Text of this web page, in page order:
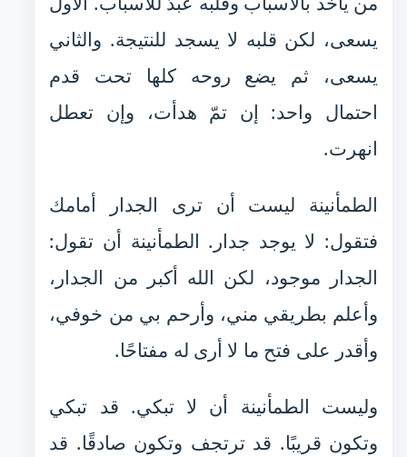
يسعى، لكن قلبه لا يسجد للنتيجة. والثاني
يسعى، ثم يضع روحه كلها تحت قدم
احتمال واحد: إن تمّ هدأت، وإن تعطل
انهرت.
الطمأنينة ليست أن ترى الجدار أمامك
فتقول: لا يوجد جدار. الطمأنينة أن تقول:
الجدار موجود، لكن الله أكبر من الجدار،
وأعلم بطريقي مني، وأرحم بي من خوفي،
وأقدر على فتح ما لا أرى له مفتاحًا.
وليست الطمأنينة أن لا تبكي. قد تبكي
وتكون قريبًا. قد ترتجف وتكون صادقًا. قد